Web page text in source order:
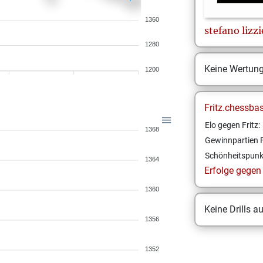
1360
1280
1200
1368
1364
1360
1356
1352
stefano
Keine
Elo gegen Fritz:
Gewinnpartien
Erfolge
Keine Drills